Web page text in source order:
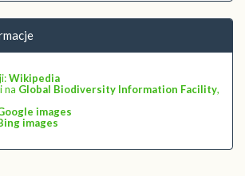
Wikipedia
na Global Biodiversity Information Facility,
images
images